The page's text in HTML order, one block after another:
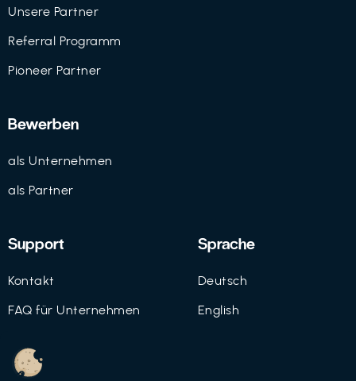
Unsere Partner
Referral Programm
Pioneer Partner
Bewerben
als Unternehmen
als Partner
Support
Kontakt
FAQ für Unternehmen
Datenschutz
Sprache
Deutsch
English